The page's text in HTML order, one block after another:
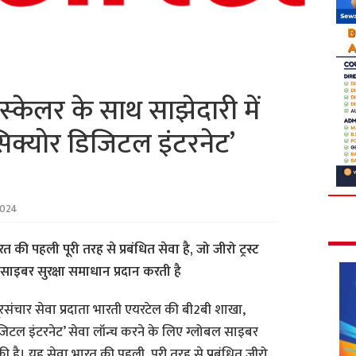
के साथ साझेदारी में
डिजिटल इंटरनेट’
पहली पूरी तरह से प्रबंधित सेवा है, जो जीरो ट्रस्ट
सुरक्षा समाधान प्रदान करती है
सेवा प्रदाता भारती एयरटेल की बी2बी शाखा,
इंटरनेट’ सेवा लॉन्च करने के लिए ग्लोबल साइबर